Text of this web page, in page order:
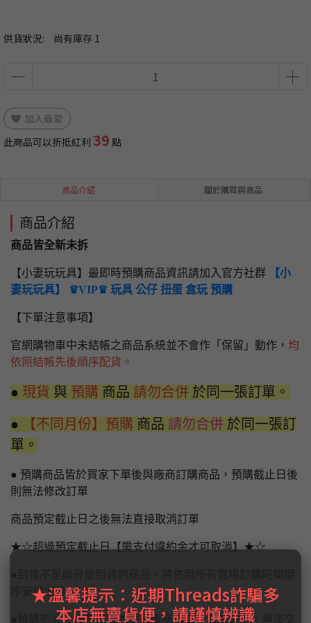
供貨狀況: 尚有庫存 1
加入最愛
此商品可以折抵紅利 39 點
商品介紹 關於購買與商品
商品介紹
商品皆全新未拆
【小妻玩玩具】最即時預購商品資訊請加入官方社群
【小
妻玩玩具】 ♛VIP♛ 玩具 公仔 扭蛋 盒玩 預購
【下單注意事項】
官網購物車中未結帳之商品系統並不會作「保留」動作， 均
依照結帳先後順序配貨。
● 現貨 與 預購 商品 請勿合併 於同一張訂單。
● 【不同月份】預購 商品 請勿合併 於同一張訂
單。
● 預購商品皆於買家下單後與廠商訂購商品，預購截止日後
則無法修改訂單
商品預定截止日之後無法直接取消訂單
★☆超過預定截止日【需支付違約金才可取消】★☆
序安排出貨。
●預購商品，發售日後才由原廠商通知台灣到貨量，無法交
★溫馨提示：近期Threads詐騙多
本店無賣貨便，請謹慎辨識